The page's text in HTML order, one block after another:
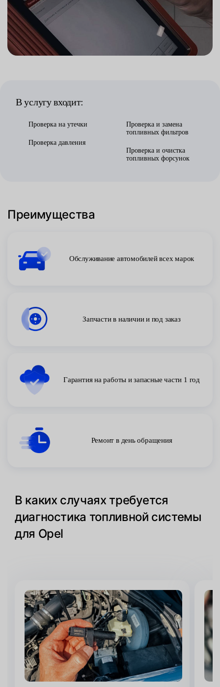
В услугу входит:
Проверка на утечки
Проверка давления
Проверка и замена
топливных фильтров
Проверка и очистка
топливных форсунок
Преимущества
Обслуживание автомобилей всех марок
Запчасти в наличии и под заказ
Гарантия на работы и запасные части 1 год
Ремонт в день обращения
В каких случаях требуется
диагностика топливной системы
для Opel